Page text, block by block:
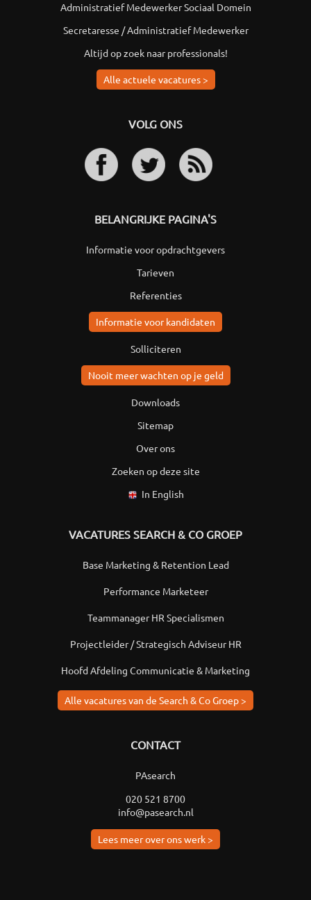
Administratief Medewerker Sociaal Domein
Secretaresse / Administratief Medewerker
Altijd op zoek naar professionals!
Alle actuele vacatures >
VOLG ONS
BELANGRIJKE PAGINA'S
Informatie voor opdrachtgevers
Tarieven
Referenties
Informatie voor kandidaten
Solliciteren
Nooit meer wachten op je geld
Downloads
Sitemap
Over ons
Zoeken op deze site
In English
VACATURES SEARCH & CO GROEP
Base Marketing & Retention Lead
Performance Marketeer
Teammanager HR Specialismen
Projectleider / Strategisch Adviseur HR
Hoofd Afdeling Communicatie & Marketing
Alle vacatures van de Search & Co Groep >
CONTACT
PAsearch
020 521 8700
info@pasearch.nl
Lees meer over ons werk >